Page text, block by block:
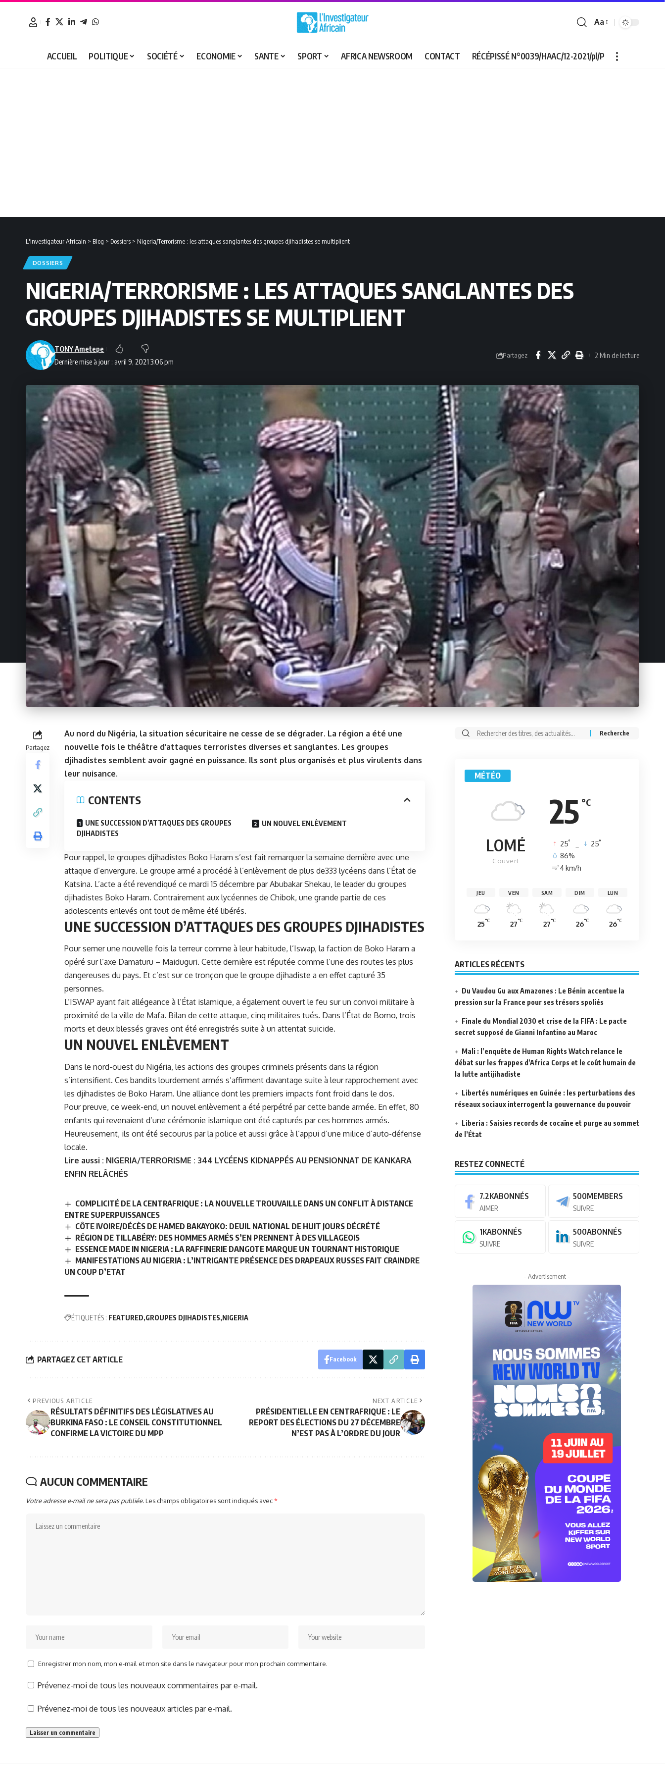
Font
Aa
ACCUEIL POLITIQUE SOCIÉTÉ ECONOMIE SANTE SPORT AFRICA NEWSROOM CONTACT RÉCÉPISSÉ N°0039/HAAC/12-2021/pl/P
L'investigateur Africain > Blog > Dossiers > Nigeria/Terrorisme : les attaques sanglantes des groupes djihadistes se multiplient
DOSSIERS
NIGERIA/TERRORISME : LES ATTAQUES SANGLANTES DES
GROUPES DJIHADISTES SE MULTIPLIENT
Dernière mise à jour : avril 9, 2021 3:06 pm
TONY Ametepe
Partagez 2 Min de lecture
Partagez
Au nord du Nigéria, la situation sécuritaire ne cesse de se dégrader. La région a été une
nouvelle fois le théâtre d’attaques terroristes diverses et sanglantes. Les groupes
djihadistes semblent avoir gagné en puissance. Ils sont plus organisés et plus virulents dans
leur nuisance.
CONTENTS
UNE SUCCESSION D’ATTAQUES DES GROUPES
DJIHADISTES
UN NOUVEL ENLÈVEMENT
Pour rappel, le groupes djihadistes Boko Haram s’est fait remarquer la semaine dernière avec une
attaque d’envergure. Le groupe armé a procédé à l’enlèvement de plus de333 lycéens dans l’État de
Katsina. L’acte a été revendiqué ce mardi 15 décembre par Abubakar Shekau, le leader du groupes
djihadistes Boko Haram. Contrairement aux lycéennes de Chibok, une grande partie de ces
adolescents enlevés ont tout de même été libérés.
UNE SUCCESSION D’ATTAQUES DES GROUPES DJIHADISTES
Pour semer une nouvelle fois la terreur comme à leur habitude, l’Iswap, la faction de Boko Haram a
opéré sur l’axe Damaturu – Maiduguri. Cette dernière est réputée comme l’une des routes les plus
dangereuses du pays. Et c’est sur ce tronçon que le groupe djihadiste a en effet capturé 35
personnes.
L’ISWAP ayant fait allégeance à l’État islamique, a également ouvert le feu sur un convoi militaire à
proximité de la ville de Mafa. Bilan de cette attaque, cinq militaires tués. Dans l’État de Borno, trois
morts et deux blessés graves ont été enregistrés suite à un attentat suicide.
UN NOUVEL ENLÈVEMENT
Dans le nord-ouest du Nigéria, les actions des groupes criminels présents dans la région
s’intensifient. Ces bandits lourdement armés s’affirment davantage suite à leur rapprochement avec
les djihadistes de Boko Haram. Une alliance dont les premiers impacts font froid dans le dos.
Pour preuve, ce week-end, un nouvel enlèvement a été perpétré par cette bande armée. En effet, 80
enfants qui revenaient d’une cérémonie islamique ont été capturés par ces hommes armés.
Heureusement, ils ont été secourus par la police et aussi grâce à l’appui d’une milice d’auto-défense
locale.
Lire aussi : NIGERIA/TERRORISME : 344 LYCÉENS KIDNAPPÉS AU PENSIONNAT DE KANKARA
ENFIN RELÂCHÉS
COMPLICITÉ DE LA CENTRAFRIQUE : LA NOUVELLE TROUVAILLE DANS UN CONFLIT À DISTANCE
ENTRE SUPERPUISSANCES
CÔTE IVOIRE/DÉCÈS DE HAMED BAKAYOKO: DEUIL NATIONAL DE HUIT JOURS DÉCRÉTÉ
RÉGION DE TILLABÉRY: DES HOMMES ARMÉS S’EN PRENNENT À DES VILLAGEOIS
ESSENCE MADE IN NIGERIA : LA RAFFINERIE DANGOTE MARQUE UN TOURNANT HISTORIQUE
MANIFESTATIONS AU NIGERIA : L’INTRIGANTE PRÉSENCE DES DRAPEAUX RUSSES FAIT CRAINDRE
UN COUP D’ETAT
ÉTIQUETÉS : FEATURED GROUPES DJIHADISTES NIGERIA
PARTAGEZ CET ARTICLE Facebook
PREVIOUS ARTICLE
RÉSULTATS DÉFINITIFS DES LÉGISLATIVES AU
BURKINA FASO : LE CONSEIL CONSTITUTIONNEL
CONFIRME LA VICTOIRE DU MPP
NEXT ARTICLE
PRÉSIDENTIELLE EN CENTRAFRIQUE : LE
REPORT DES ÉLECTIONS DU 27 DÉCEMBRE
N’EST PAS À L’ORDRE DU JOUR
AUCUN COMMENTAIRE
Votre adresse e-mail ne sera pas publiée.Les champs obligatoires sont indiqués avec*
Enregistrer mon nom, mon e-mail et mon site dans le navigateur pour mon prochain commentaire.
Prévenez-moi de tous les nouveaux commentaires par e-mail.
Prévenez-moi de tous les nouveaux articles par e-mail.
Rechercher:
MÉTÉO
25 °C
LOMÉ
Couvert
25° 25°
86%
4 km/h
JEU
25°C
VEN
27°C
SAM
27°C
DIM
26°C
LUN
26°C
ARTICLES RÉCENTS
Du Vaudou Gu aux Amazones : Le Bénin accentue la
pression sur la France pour ses trésors spoliés
Finale du Mondial 2030 et crise de la FIFA : Le pacte
secret supposé de Gianni Infantino au Maroc
Mali : l’enquête de Human Rights Watch relance le
débat sur les frappes d’Africa Corps et le coût humain de
la lutte antijihadiste
Libertés numériques en Guinée : les perturbations des
réseaux sociaux interrogent la gouvernance du pouvoir
Liberia : Saisies records de cocaïne et purge au sommet
de l’État
RESTEZ CONNECTÉ
7.2KABONNÉS
AIMER
500MEMBERS
SUIVRE
1KABONNÉS
SUIVRE
500ABONNÉS
SUIVRE
- Advertisement -